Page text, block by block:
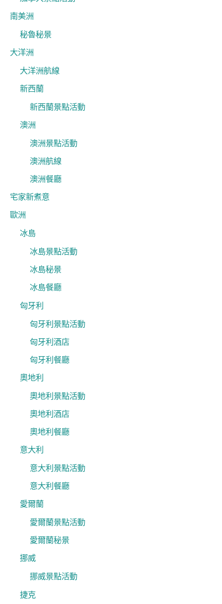
南美洲
秘魯秘景
大洋洲
大洋洲航線
新西蘭
新西蘭景點活動
澳洲
澳洲景點活動
澳洲航線
澳洲餐廳
宅家新煮意
歐洲
冰島
冰島景點活動
冰島秘景
冰島餐廳
匈牙利
匈牙利景點活動
匈牙利酒店
匈牙利餐廳
奧地利
奧地利景點活動
奧地利酒店
奧地利餐廳
意大利
意大利景點活動
意大利餐廳
愛爾蘭
愛爾蘭景點活動
愛爾蘭秘景
挪威
挪威景點活動
捷克